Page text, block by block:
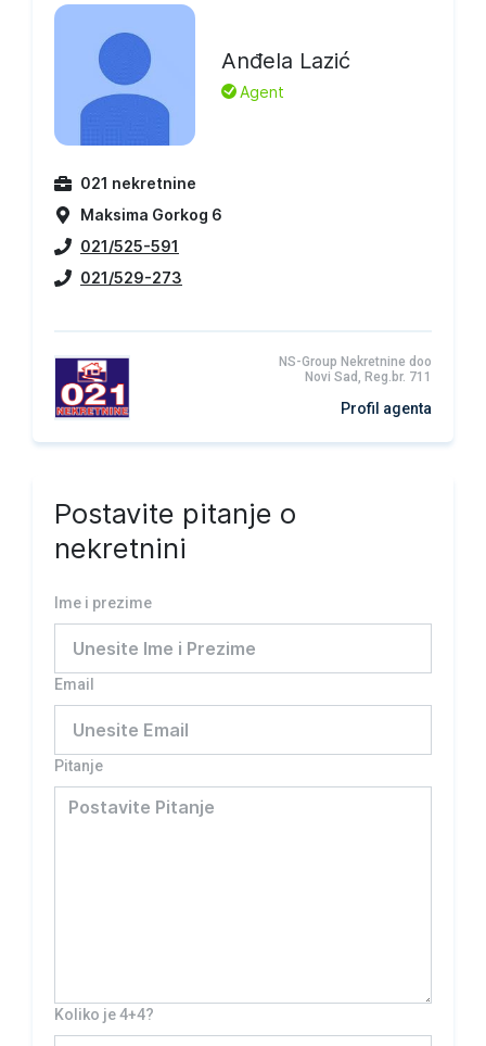
Anđela Lazić
L Agent
021 nekretnine
Maksima Gorkog 6
021/525-591
021/529-273
NS-Group Nekretnine doo
Novi Sad, Reg.br. 711
Profil agenta
Postavite pitanje o
nekretnini
Ime i prezime
Email
Pitanje
Koliko je 4+4?